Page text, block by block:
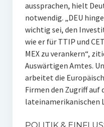
aussprachen, hielt
notwendig. „DEU
wichtig sei, den
wie er für TTIP und
MEX zu verankern“,
Auswärtigen Amtes.
arbeitet die
Firmen den Zugriff auf
lateinamerikanischen